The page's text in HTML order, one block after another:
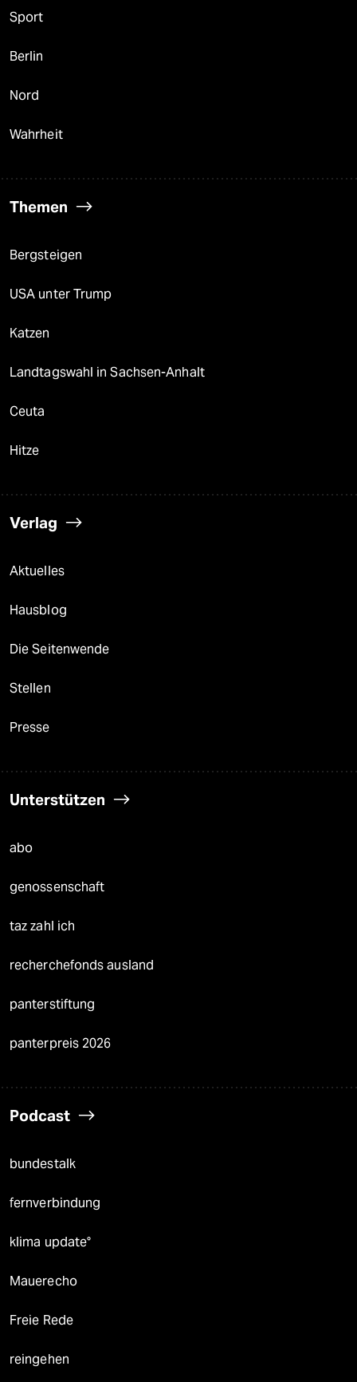
Sport
Berlin
Nord
Wahrheit
Themen
Bergsteigen
USA unter Trump
Katzen
Landtagswahl in Sachsen-Anhalt
Ceuta
Hitze
Verlag
Aktuelles
Hausblog
Die Seitenwende
Stellen
Presse
Unterstützen
abo
genossenschaft
taz zahl ich
recherchefonds ausland
panterstiftung
panterpreis 2026
Podcast
bundestalk
fernverbindung
klima update°
Mauerecho
Freie Rede
reingehen